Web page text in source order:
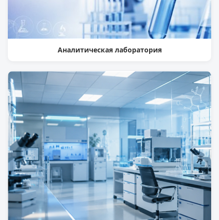
Аналитическая лаборатория